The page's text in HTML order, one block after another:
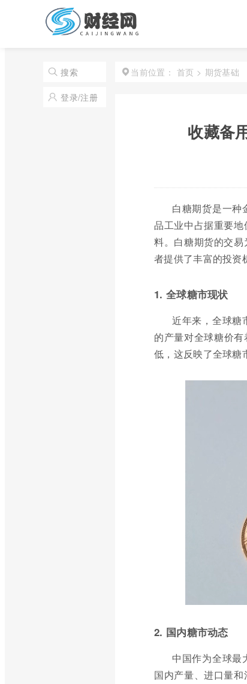
搜索
登录/注册
当前位置： 首页 > 期货基础
收藏备
白糖期货是一种
品工业中占据重要
料。白糖期货的交
者提供了丰富的投资
1. 全球糖市现状
近年来，全球糖
的产量对全球糖价
低，这反映了全球糖
2. 国内糖市动态
中国作为全球最
国内产量、进口量